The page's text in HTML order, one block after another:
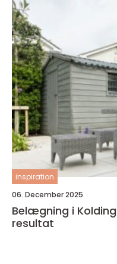
inspiration
06. December 2025
Belægning i
resultat